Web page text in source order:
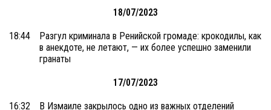
18/07/2023
18:44
Разгул криминала в Ренийской громаде: крокодилы, как
в анекдоте, не летают, — их более успешно заменили
гранаты
17/07/2023
16:32
В Измаиле закрылось одно из важных отделений